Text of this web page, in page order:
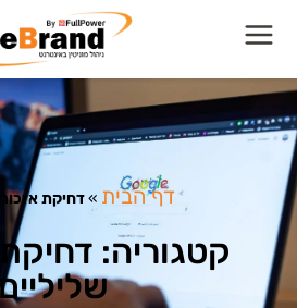
דף הבית »דחיקת
קטגוריה: